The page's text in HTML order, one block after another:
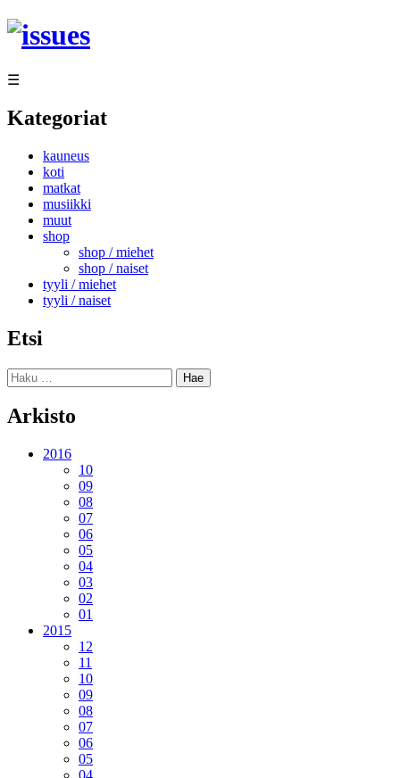
Siirry
sisältöön
☰
Kategoriat
kauneus
koti
matkat
musiikki
muut
shop
shop / miehet
shop / naiset
tyyli / miehet
tyyli / naiset
Etsi
Haku:
Arkisto
2016
10
09
08
07
06
05
04
03
02
01
2015
12
11
10
09
08
07
06
05